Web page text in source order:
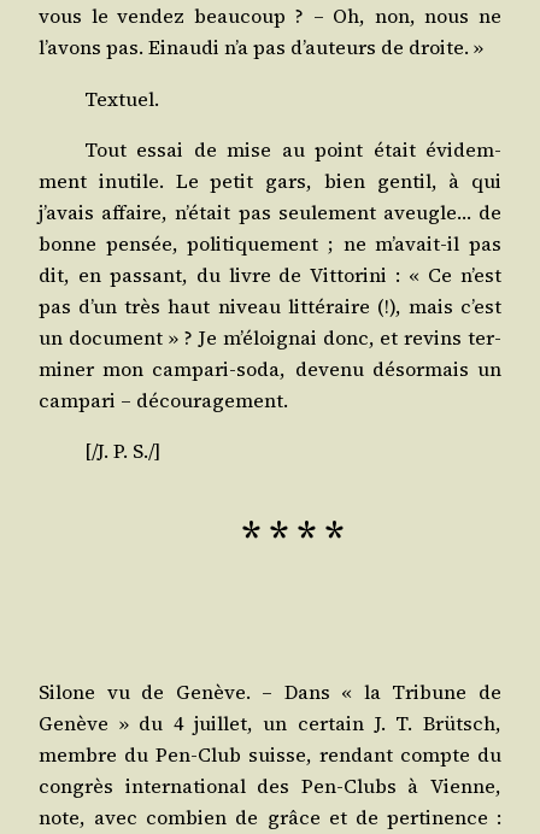
vous le ven­dez beau­coup ? – Oh, non, nous ne
l’avons pas. Einau­di n’a pas d’auteurs de droite. »
Tex­tuel.
Tout essai de mise au point était évi­dem­
ment inutile. Le petit gars, bien gen­til, à qui
j’avais affaire, n’était pas seule­ment aveugle… de
bonne pen­sée, poli­ti­que­ment ; ne m’avait-il pas
dit, en pas­sant, du livre de Vit­to­ri­ni : « Ce n’est
pas d’un très haut niveau lit­té­raire (!), mais c’est
un docu­ment » ? Je m’éloignai donc, et revins ter­
mi­ner mon cam­pa­ri-soda, deve­nu désor­mais un
cam­pa­ri – découragement.
[/​J. P. S./]
* * * *
Silone vu de Genève. – Dans « la Tri­bune de
Genève » du 4 juillet, un cer­tain J. T. Brütsch,
membre du Pen-Club suisse, ren­dant compte du
congrès inter­na­tio­nal des Pen-Clubs à Vienne,
note, avec com­bien de grâce et de per­ti­nence :